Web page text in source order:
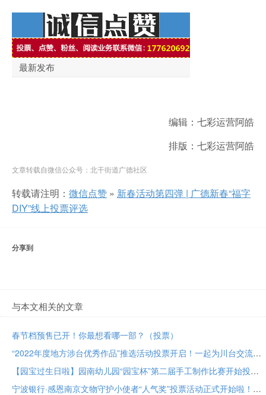
编辑：七彩运营阿皓
排版： 七彩运营阿皓
文章转载自微信公众号：北干街道广德社区
转载请注明： 微信点赞 » 新春活动第四弹 | 广德新春“福字
DIY”线上投票评选
分享到
与本文相关的文章
春节档预售已开！你最想看哪一部？（投票）
“2022年度地方涉台优秀作品”推选活动投票开启！一起为川台交流成果助力！
【园宝过生日啦】园南幼儿园“园宝杯”第二届手工制作比赛开始投票啦！
宁波银行·感恩南京文物守护小使者“人气奖”投票活动正式开始啦！